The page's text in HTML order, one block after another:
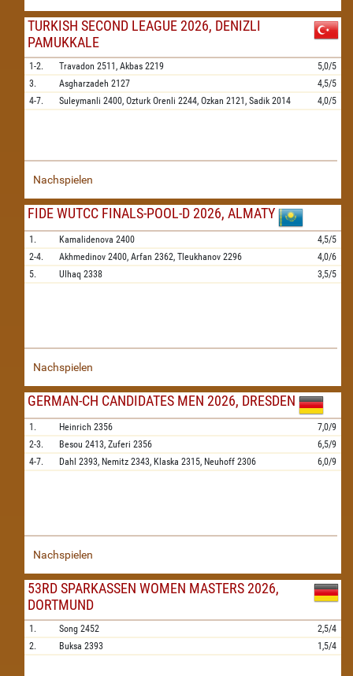
TURKISH SECOND LEAGUE 2026, DENIZLI
PAMUKKALE
1-2. Travadon 2511, Akbas 2219
5,0/5
3.
Asgharzadeh 2127
4,5/5
4-7.
Suleymanli 2400, Ozturk Orenli 2244, Ozkan 2121, Sadik 2014 4,0/5
Nachspielen
FIDE WUTCC FINALS-POOL-D 2026, ALMATY
1. Kamalidenova 2400
4,5/5
2-4.
Akhmedinov 2400, Arfan 2362, Tleukhanov 2296
4,0/6
5.
Ulhaq 2338 3,5/5
Nachspielen
GERMAN-CH CANDIDATES MEN 2026, DRESDEN
1. Heinrich 2356
7,0/9
2-3.
Besou 2413, Zuferi 2356
6,5/9
4-7.
Dahl 2393, Nemitz 2343, Klaska 2315, Neuhoff 2306 6,0/9
Nachspielen
53RD SPARKASSEN WOMEN MASTERS 2026,
DORTMUND
1. Song 2452
2,5/4
2.
Buksa 2393 1,5/4